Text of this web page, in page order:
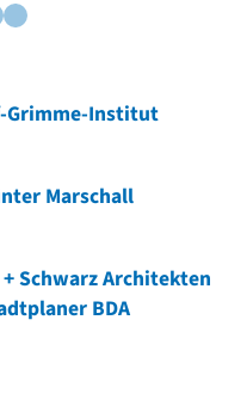
Grimme-Institut
Marschall
Schwarz Architekten
BDA